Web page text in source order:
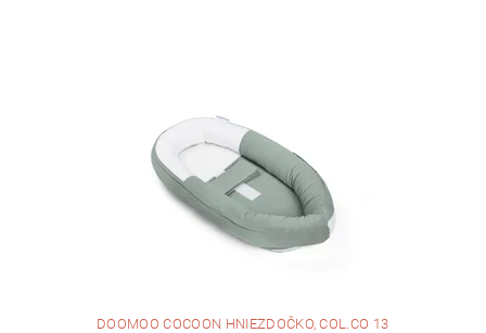
DOOMOO COCOON HNIEZDOČKO, COL.CO 13